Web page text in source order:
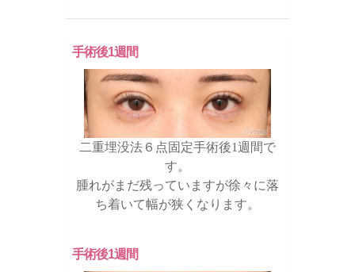
手術後1週間
二重埋没法６点固定手術後1週間で
す。
腫れがまだ残っていますが徐々に落
ち着いて幅が狭くなります。
手術後1週間